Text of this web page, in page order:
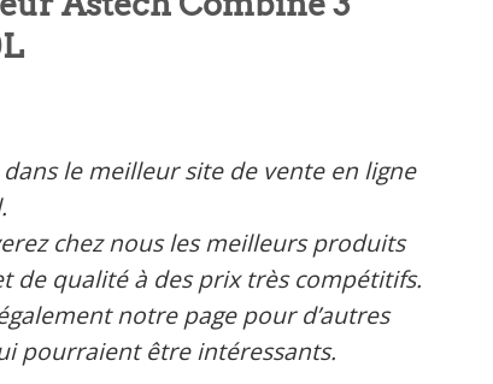
le meilleur site de vente en ligne
chez nous les meilleurs produits
de qualité à des prix très compétitifs.
notre page pour d’autres
pourraient être intéressants.